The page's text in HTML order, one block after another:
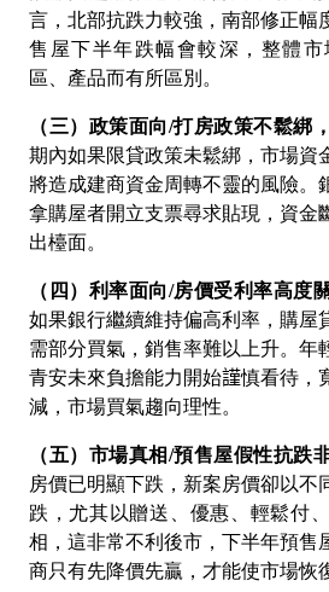
言，北部抗跌力較強，南部修正幅
售屋下半年跌幅會較深，整體市
區、產品而有所區別。
（三）政策面向/打房政策不鬆綁
期內如果限貸政策未鬆綁，市場資
將造成建商資金周轉不靈的風險。
拿購屋者開立支票尋求貼現，資金
出檯面。
（四）利率面向/房價受利率高度
如果銀行繼續維持偏高利率，購屋
需部分買氣，銷售率難以上升。年
青安未來負擔能力開始𧫴慎看待，
減，市場買氣趨向理性。
（五）市場真相/預售屋假性抗跌
房價已明顯下跌，新案房價卻以不
跌，尤其以贈送、優惠、輕鬆付
相，這非常不利後市，下半年預售
商只有先降價先贏，才能使市場恢